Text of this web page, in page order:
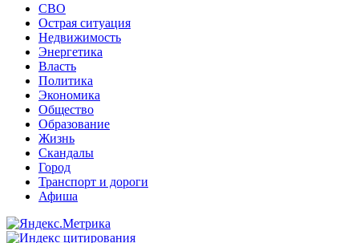
СВО
Острая ситуация
Недвижимость
Энергетика
Власть
Политика
Экономика
Общество
Образование
Жизнь
Скандалы
Город
Транспорт и дороги
Афиша